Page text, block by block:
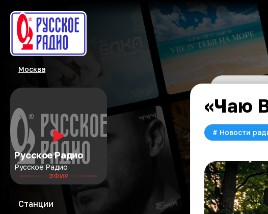
Москва
Русское Радио
Русское Радио
ЭФИР
Станции
«Чаю
# Новости